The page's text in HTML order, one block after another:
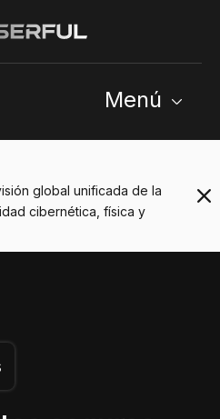
Menú
global unificada de la
cibernética, física y